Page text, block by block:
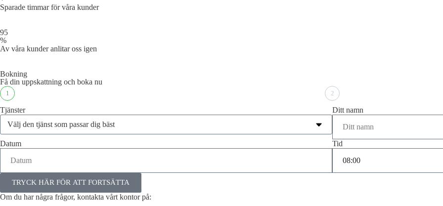
Sparade timmar för våra kunder
95
%
Av våra kunder anlitar oss igen
Bokning
Få din uppskattning och boka nu
1 2
Tjänster Ditt namn
Datum Tid
TRYCK HÄR FÖR ATT FORTSÄTTA
Om du har några frågor, kontakta vårt kontor på: